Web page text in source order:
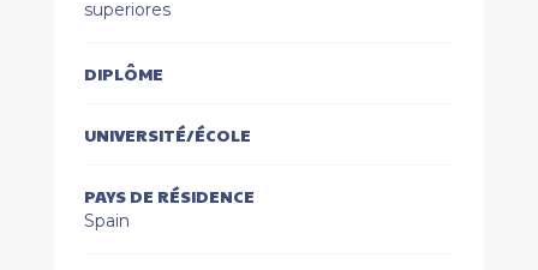
superiores
DIPLÔME
UNIVERSITÉ/ÉCOLE
PAYS DE RÉSIDENCE
Spain